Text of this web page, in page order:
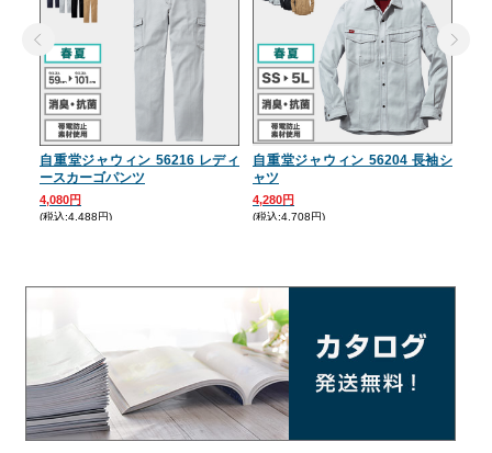
自重堂ジャウィン 56216 レディ
ースカーゴパンツ
4,080円
(税込:4,488円)
自重堂ジャウィン 56204 長袖シ
ャツ
4,280円
(税込:4,708円)